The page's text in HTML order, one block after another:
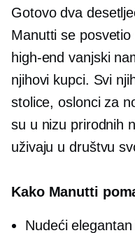
Gotovo dva
Manutti se
high-end vanjski
njihovi kupci. Svi
stolice, oslonci za
su u nizu prirodnih
uživaju u društvu
Kako Manutti
Nudeći